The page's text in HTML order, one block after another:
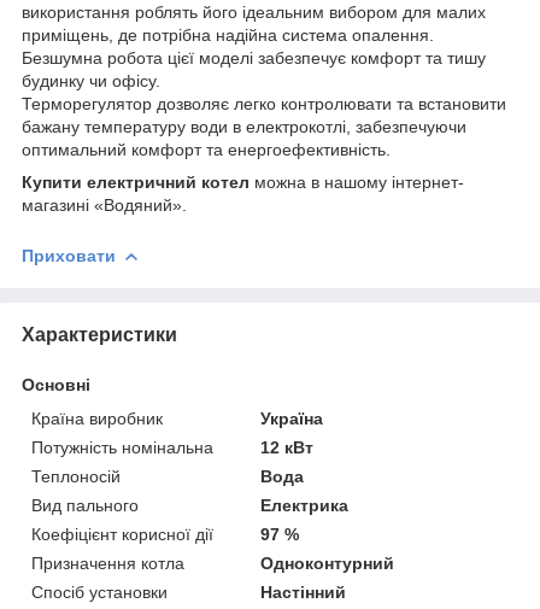
використання роблять його ідеальним вибором для малих
приміщень, де потрібна надійна система опалення.
Безшумна робота цієї моделі забезпечує комфорт та тишу
будинку чи офісу.
Терморегулятор дозволяє легко контролювати та встановити
бажану температуру води в електрокотлі, забезпечуючи
оптимальний комфорт та енергоефективність.
Купити електричний котел можна в нашому інтернет-
магазині «Водяний».
Приховати
Характеристики
Основні
Країна виробник
Україна
Потужність номінальна
12 кВт
Теплоносій
Вода
Вид пального
Електрика
Коефіцієнт корисної дії
97 %
Призначення котла
Одноконтурний
Спосіб установки
Настінний